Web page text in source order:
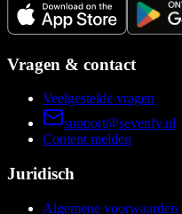
Vragen & contact
Veelgestelde vragen
support@sevenfy.nl
Content melden
Juridisch
Algemene voorwaarden